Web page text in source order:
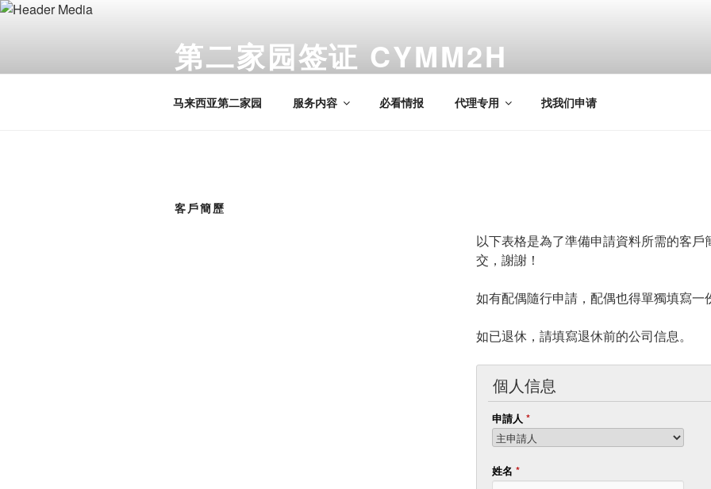
Skip
第二家园签证 CYMM2H
马来西亚第二家园 服务内容 必看情报 代理专用 找我们申请
客戶簡歷
以下表格是為了準備申請資料所需的客
交，謝謝！
如有配偶隨行申請，配偶也得單獨填寫一
如已退休，請填寫退休前的公司信息。
個人信息
申請人 *
姓名 *